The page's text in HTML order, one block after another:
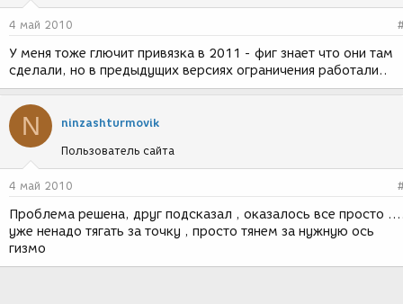
4 май 2010
У меня тоже глючит привязка в 2011 - фиг знает что они там
сделали, но в предыдущих версиях ограничения работали..
N ninzashturmovik
Пользователь сайта
4 май 2010
Проблема решена, друг подсказал , оказалось все просто
уже ненадо тягать за точку , просто тянем за нужную ось
гизмо